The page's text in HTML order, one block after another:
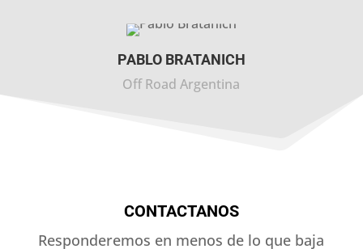
PABLO BRATANICH
Off Road Argentina
CONTACTANOS
Responderemos en menos de lo que baja